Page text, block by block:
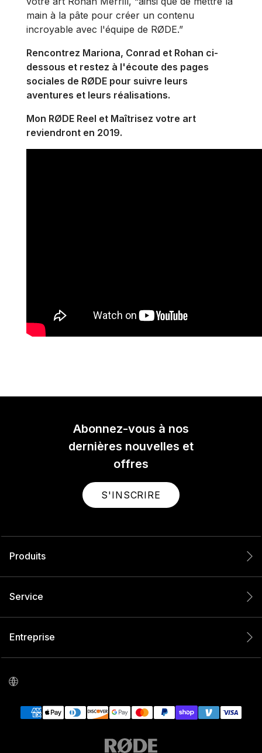
main à la pâte pour créer un contenu
incroyable avec l'équipe de RØDE.”
Rencontrez Mariona, Conrad et Rohan ci-
dessous et restez à l'écoute des pages
sociales de RØDE pour suivre leurs
aventures et leurs réalisations.
Mon RØDE Reel et Maîtrisez votre art
reviendront en 2019.
Abonnez-vous à nos
dernières nouvelles et
offres
S'INSCRIRE
Produits
Service
Entreprise